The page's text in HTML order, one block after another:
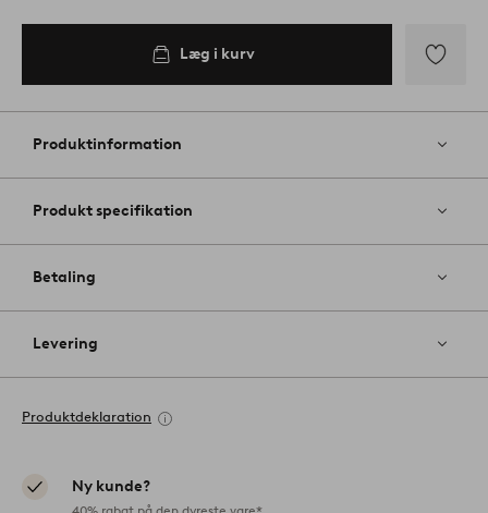
Læg i kurv
til
Produktinformation
Produkt specifikation
Betaling
Levering
Produktdeklaration
Ny kunde?